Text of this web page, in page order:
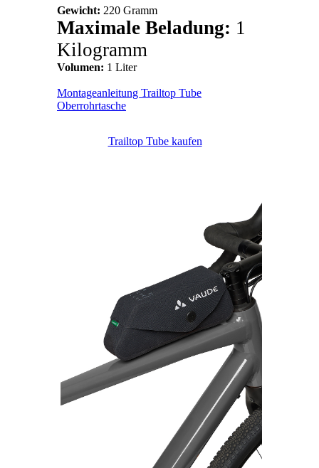
Gewicht: 220 Gramm
Maximale Beladung: 1
Kilogramm
Volumen: 1 Liter
Montageanleitung Trailtop Tube
Oberrohrtasche
Trailtop Tube kaufen